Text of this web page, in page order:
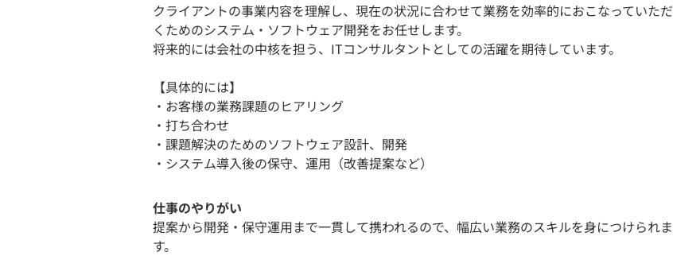
クライアントの事業内容を理解し、現在の状況に合わせて業務を効率的におこなっていただ
くためのシステム・ソフトウェア開発をお任せします。
将来的には会社の中核を担う、ITコンサルタントとしての活躍を期待しています。
【具体的には】
・お客様の業務課題のヒアリング
・打ち合わせ
・課題解決のためのソフトウェア設計、開発
・システム導入後の保守、運用（改善提案など）
仕事のやりがい
提案から開発・保守運用まで一貫して携われるので、幅広い業務のスキルを身につけられま
す。